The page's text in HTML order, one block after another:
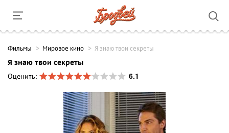
Фильмы Мировое кино Я знаю твои секреты
Я знаю твои секреты
Оценить:
6.1